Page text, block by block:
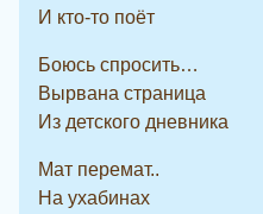
И кто-то поёт
Боюсь спросить…
Вырвана страница
Из детского дневника
Мат перемат..
На ухабинах